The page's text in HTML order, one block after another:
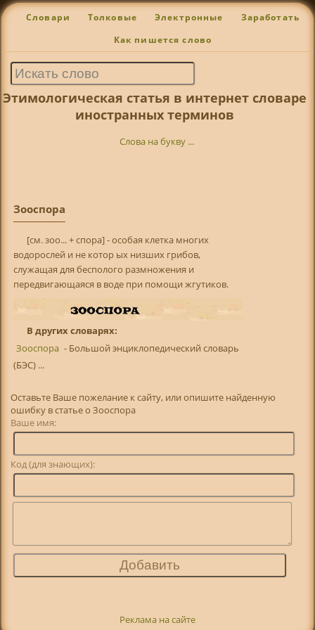
Словари Толковые Электронные Заработать
Как пишется слово
Этимологическая статья в интернет словаре
иностранных терминов
Слова на букву ...
Зооспора
[см. зоо... + спора] - особая клетка многих
водорослей и не котор ых низших грибов,
служащая для бесполого размножения и
передвигающаяся в воде при помощи жгутиков.
В других словарях:
Зооспора - Большой энциклопедический словарь
(БЭС) ...
Оставьте Ваше пожелание к сайту, или опишите найденную
ошибку в статье о Зооспора
Ваше имя:
Код (для знающих):
Реклама на сайте